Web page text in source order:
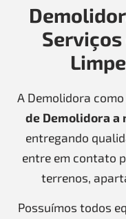
A Demolidora
de Demolidora a
entregando
entre em contato
terrenos,
Possuímos todos